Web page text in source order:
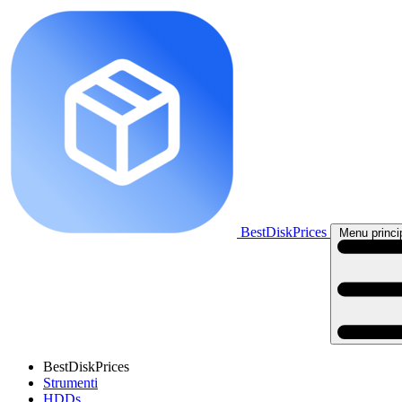
BestDiskPrices Menu
BestDiskPrices
Strumenti